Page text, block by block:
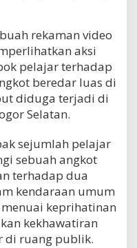
rekaman video
aksi
pelajar terhadap
beredar luas di
diduga terjadi di
Selatan.
sejumlah pelajar
sebuah angkot
terhadap dua
kendaraan umum
keprihatinan
kekhawatiran
di ruang publik.